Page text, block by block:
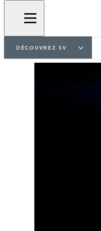
DÉCOUVREZ SV